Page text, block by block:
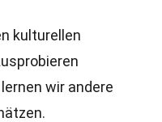
kulturellen
wir andere